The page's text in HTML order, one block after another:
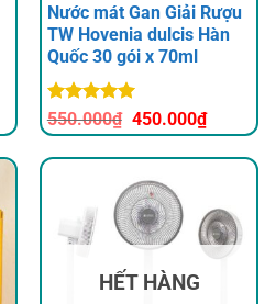
Nước mát Gan Giải Rượu
TW Hovenia dulcis Hàn
Quốc 30 gói x 70ml
Được xếp
hạng55
550.000₫ Giá
gốc
là:
450.000₫Giá
hiện
tại
HẾT HÀNG